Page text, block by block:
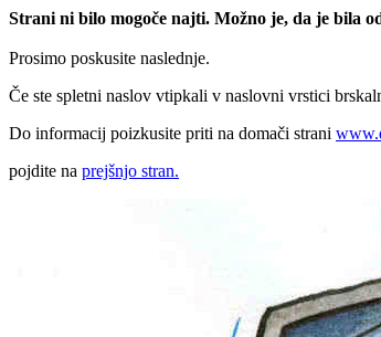
Strani ni bilo mogoče najti. Možno je, da je bila
Prosimo poskusite naslednje.
Če ste spletni naslov vtipkali v naslovni vrstici
Do informacij poizkusite priti na domači strani
pojdite na prejšnjo stran.